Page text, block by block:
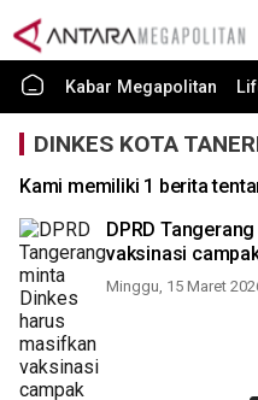
Kabar Megapolitan
DINKES KOTA
Kami memiliki 1 berita
DPRD
vaksinasi
Minggu, 15 Maret